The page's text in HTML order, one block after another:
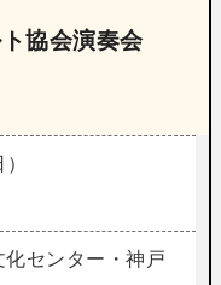
協会演奏会
センター・神戸